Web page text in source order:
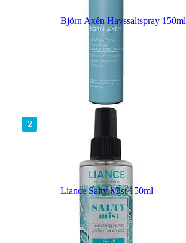
Björn Axén Havssaltspray 150ml
2
Liance Salty Mist 150ml